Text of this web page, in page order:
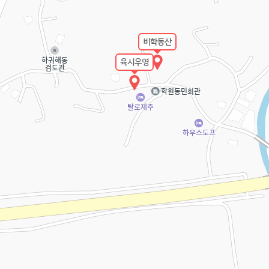
비학동산
육시우영